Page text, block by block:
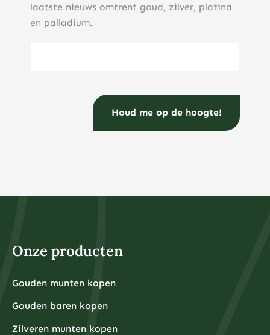
laatste nieuws omtrent goud, zilver, platina
en palladium.
Onze producten
Gouden munten kopen
Gouden baren kopen
Zilveren munten kopen